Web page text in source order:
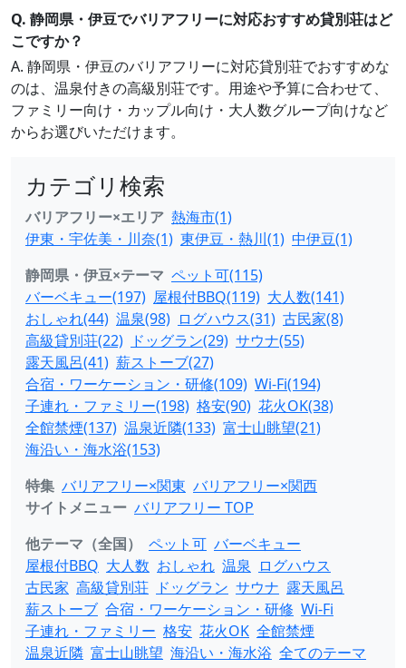
Q. 静岡県・伊豆でバリアフリーに対応おすすめ貸別荘はど
こですか？
A. 静岡県・伊豆のバリアフリーに対応貸別荘でおすすめな
のは、温泉付きの高級別荘です。用途や予算に合わせて、
ファミリー向け・カップル向け・大人数グループ向けなど
からお選びいただけます。
カテゴリ検索
バリアフリー×エリア 熱海市(1)
伊東・宇佐美・川奈(1) 東伊豆・熱川(1) 中伊豆(1)
静岡県・伊豆×テーマ ペット可(115)
バーベキュー(197) 屋根付BBQ(119) 大人数(141)
おしゃれ(44) 温泉(98) ログハウス(31) 古民家(8)
高級貸別荘(22) ドッグラン(29) サウナ(55)
露天風呂(41) 薪ストーブ(27)
合宿・ワーケーション・研修(109) Wi-Fi(194)
子連れ・ファミリー(198) 格安(90) 花火OK(38)
全館禁煙(137) 温泉近隣(133) 富士山眺望(21)
海沿い・海水浴(153)
特集 バリアフリー×関東 バリアフリー×関西
サイトメニュー バリアフリー TOP
他テーマ（全国）
ペット可 バーベキュー
屋根付BBQ 大人数 おしゃれ 温泉 ログハウス
古民家 高級貸別荘 ドッグラン サウナ 露天風呂
薪ストーブ 合宿・ワーケーション・研修 Wi-Fi
子連れ・ファミリー 格安 花火OK 全館禁煙
温泉近隣 富士山眺望 海沿い・海水浴 全てのテーマ